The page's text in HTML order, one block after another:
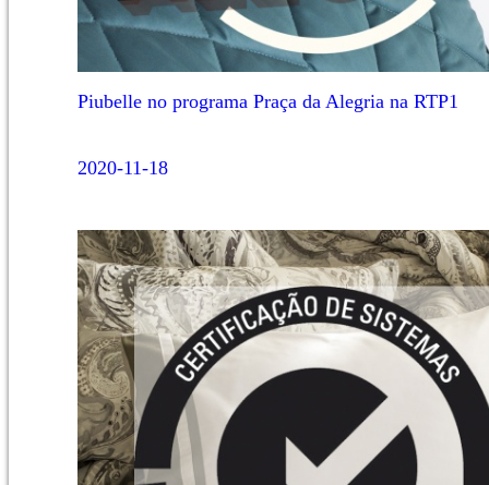
Piubelle no programa Praça da Alegria na RTP1
2020-11-18